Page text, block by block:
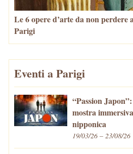
Le 6 opere d’arte da non perdere
Parigi
Eventi a Parigi
“Passion
mostra
nipponica
19/03/26 – 23/08/26